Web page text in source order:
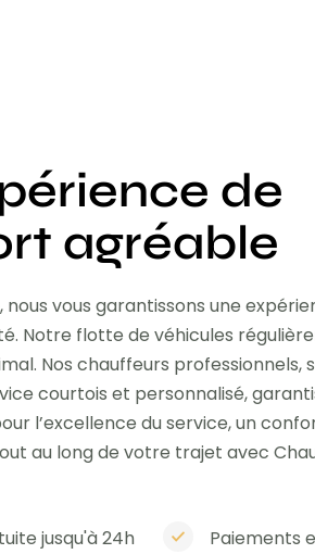
de
agréable
nous vous garantissons une
Notre flotte de véhicules
Nos chauffeurs professionnels,
courtois et personnalisé,
l’excellence du service, un
au long de votre trajet avec
jusqu'à 24h
Paiements